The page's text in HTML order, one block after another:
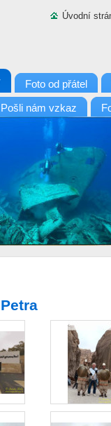
Úvodní
Foto od přátel
Pošli nám vzkaz